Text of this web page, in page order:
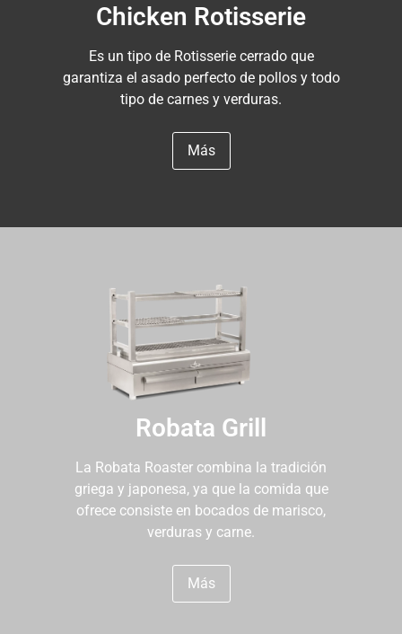
Chicken Rotisserie
Es un tipo de Rotisserie cerrado que
garantiza el asado perfecto de pollos y todo
tipo de carnes y verduras.
Más
Robata Grill
La Robata Roaster combina la tradición
griega y japonesa, ya que la comida que
ofrece consiste en bocados de marisco,
verduras y carne.
Más